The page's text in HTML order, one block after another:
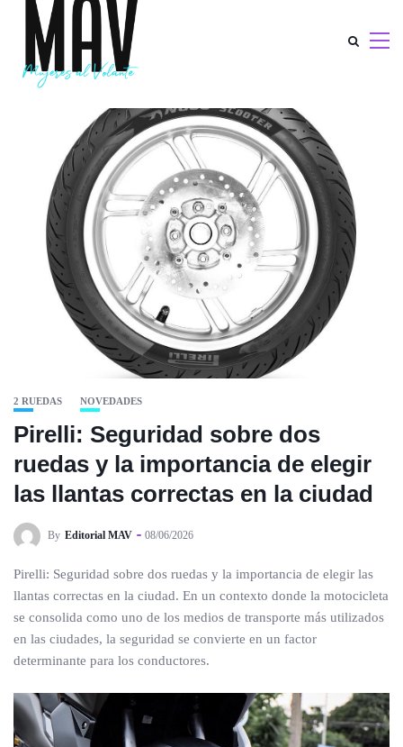
2 RUEDAS NOVEDADES
Pirelli: Seguridad sobre dos
ruedas y la importancia de elegir
las llantas correctas en la ciudad
By Editorial MAV 08/06/2026
Pirelli: Seguridad sobre dos ruedas y la importancia de elegir las
llantas correctas en la ciudad. En un contexto donde la motocicleta
se consolida como uno de los medios de transporte más utilizados
en las ciudades, la seguridad se convierte en un factor
determinante para los conductores.